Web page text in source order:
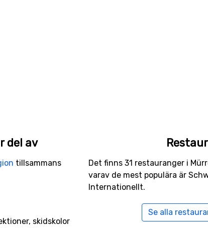
del av
tillsammans
skidskolor
Det finns 31 restauranger i
varav de mest populära är
Internationellt.
Se alla